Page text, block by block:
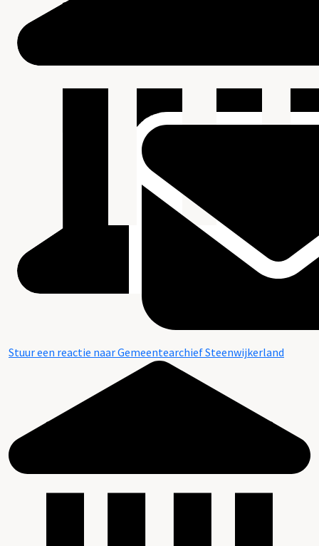
Stuur een reactie naar Gemeentearchief Steenwijkerland